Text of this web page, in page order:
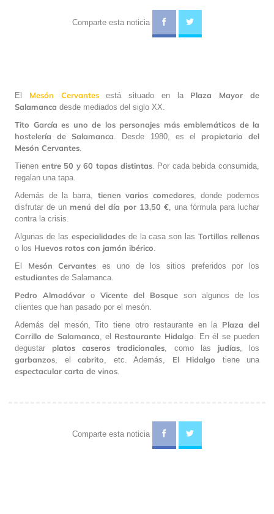
Comparte esta noticia
El Mesón Cervantesestá situado en la Plaza Mayor de
Salamanca desde mediados del siglo XX.
Tito García es uno de los personajes más emblemáticos de la
hostelería de Salamanca . Desde 1980, es el propietario del
Mesón Cervantes
Tienen entre 50 y 60 tapas distintas. Por cada bebida consumida,
regalan una tapa.
Además de la barra, tienen varios comedores, donde podemos
disfrutar de un menú del día por 13,50 €, una fórmula para luchar
contra la crisis.
Algunas de las especialidades de la casa son lasTortillas rellenas
o los Huevos rotos con jamón ibérico
El Mesón Cervantes es uno de los sitios preferidos por los
estudiantes de Salamanca.
Pedro Almodóvar o Vicente del Bosque son algunos de los
clientes que han pasado por el mesón.
Además del mesón, Tito tiene otro restaurante en la Plaza del
Corrillo de Salamanca , el Restaurante Hidalgo . En él se pueden
degustar platos caseros tradicionales , como las judías, los
garbanzos , el cabrito , etc. Además, El Hidalgo tiene una
espectacular carta de vinos
Comparte esta noticia